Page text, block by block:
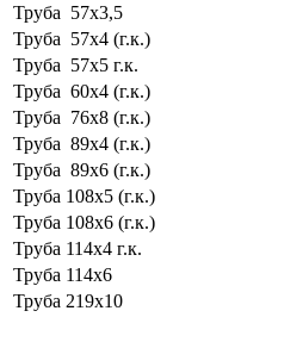
Труба 57х3,5
Труба 57х4 (г.к.)
Труба 57х5 г.к.
Труба 60х4 (г.к.)
Труба 76х8 (г.к.)
Труба 89х4 (г.к.)
Труба 89х6 (г.к.)
Труба 108х5 (г.к.)
Труба 108х6 (г.к.)
Труба 114х4 г.к.
Труба 114х6
Труба 219х10